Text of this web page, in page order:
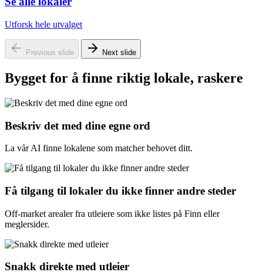
Utforsk hele utvalget
Previous slide Next slide
Bygget for å finne riktig lokale, raskere
Beskriv det med dine egne ord
La vår AI finne lokalene som matcher behovet ditt.
Få tilgang til lokaler du ikke finner andre steder
Off-market arealer fra utleiere som ikke listes på Finn eller
meglersider.
Snakk direkte med utleier